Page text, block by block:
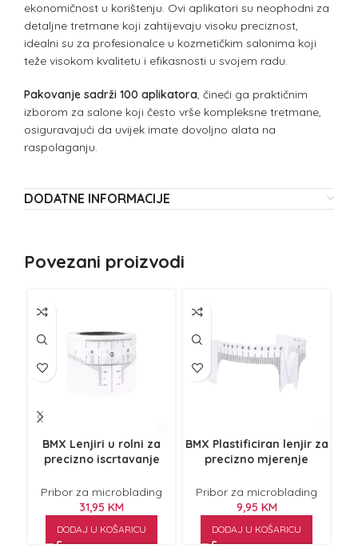
ekonomičnost u korištenju. Ovi aplikatori su neophodni za
detaljne tretmane koji zahtijevaju visoku preciznost,
idealni su za profesionalce u kozmetičkim salonima koji
teže visokom kvalitetu i efikasnosti u svojem radu.
Pakovanje sadrži 100 aplikatora, čineći ga praktičnim
izborom za salone koji često vrše kompleksne tretmane,
osiguravajući da uvijek imate dovoljno alata na
raspolaganju.
DODATNE INFORMACIJE
Povezani proizvodi
BMX Lenjiri u rolni za
precizno iscrtavanje
Pribor za microblading
31,95 KM
DODAJ U KOŠARICU
BMX Plastificiran lenjir za
precizno mjerenje
Pribor za microblading
9,95 KM
DODAJ U KOŠARICU